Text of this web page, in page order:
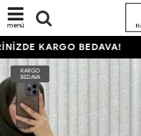
menü
KARGO BEDAVA!
KARGO
BEDAVA